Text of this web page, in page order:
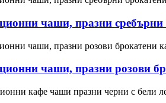
чаши, празни
чаши, празни розови